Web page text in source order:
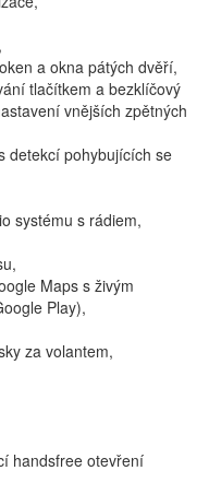
a okna pátých dvěří,
tlačítkem a bezklíčový
vnějších zpětných
detekcí pohybujících se
systému s rádiem,
Maps s živým
Play),
za volantem,
handsfree otevření